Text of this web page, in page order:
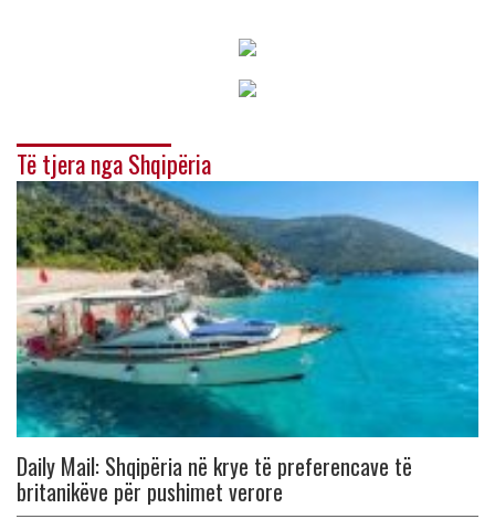
Të tjera nga Shqipëria
Daily Mail: Shqipëria në krye të preferencave të
britanikëve për pushimet verore